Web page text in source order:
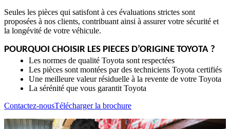
Seules les pièces qui satisfont à ces évaluations strictes sont
proposées à nos clients, contribuant ainsi à assurer votre sécurité et
la longévité de votre véhicule.
POURQUOI CHOISIR LES PIECES D’ORIGINE TOYOTA ?
Les normes de qualité Toyota sont respectées
Les pièces sont montées par des techniciens Toyota certifiés
Une meilleure valeur résiduelle à la revente de votre Toyota
La sérénité que vous garantit Toyota
Contactez-nousTélécharger la brochure